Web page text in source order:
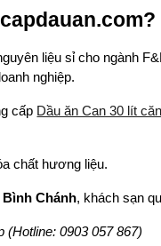
liệu sỉ cho ngành
nghiệp.
cấp Dầu ăn Can 30 lít
chất hương liệu.
Chánh, khách sạn
(Hotline: 0903 057 867)